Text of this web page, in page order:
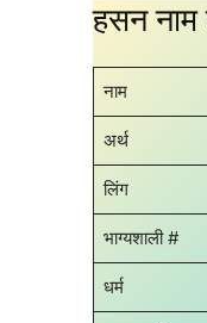
हसन नाम
नाम
अर्थ
लिंग
भाग्यशाली #
धर्म